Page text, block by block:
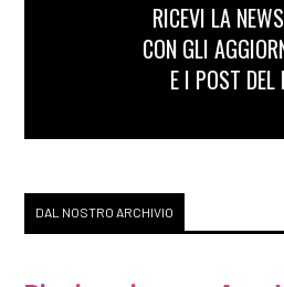
RICEVI LA
CON GLI
E I POST DEL
DAL NOSTRO ARCHIVIO